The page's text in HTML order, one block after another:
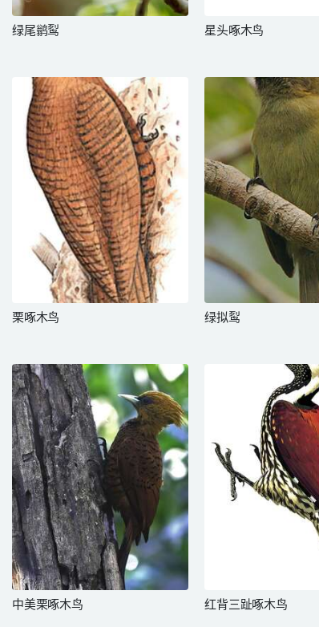
绿尾鹟䴕 星头啄木鸟
栗啄木鸟 绿拟䴕
中美栗啄木鸟 红背三趾啄木鸟